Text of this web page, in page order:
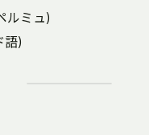
ルミュ)
語)